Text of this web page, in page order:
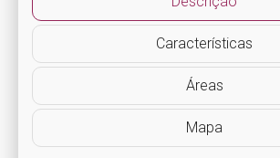
Características
Áreas
Mapa